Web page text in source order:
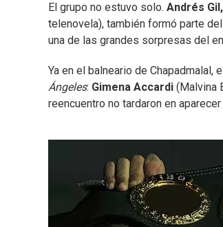
El grupo no estuvo solo. Andrés Gil,
telenovela), también formó parte
una de las grandes sorpresas del
Ya en el balneario de
Ángeles: Gimena Accardi (Malvina
reencuentro no tardaron en